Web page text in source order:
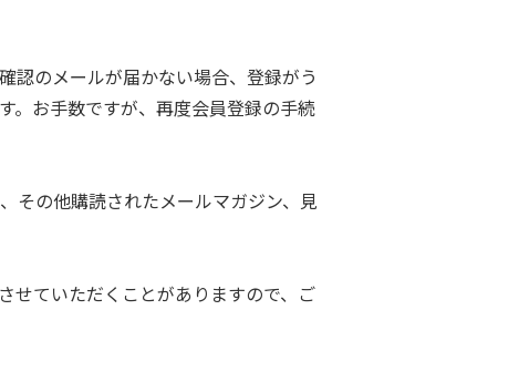
認のメールが届かない場合、登録がう
。お手数ですが、再度会員登録の手続
その他購読されたメールマガジン、見
せていただくことがありますので、ご